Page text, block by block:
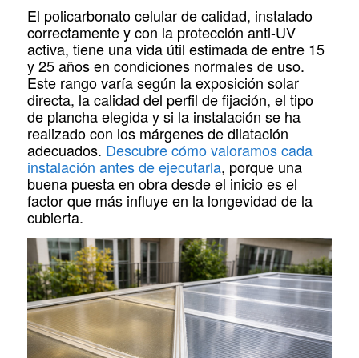
El policarbonato celular de calidad, instalado
correctamente y con la protección anti-UV
activa, tiene una vida útil estimada de entre 15
y 25 años en condiciones normales de uso.
Este rango varía según la exposición solar
directa, la calidad del perfil de fijación, el tipo
de plancha elegida y si la instalación se ha
realizado con los márgenes de dilatación
adecuados. Descubre cómo valoramos cada
instalación antes de ejecutarla, porque una
buena puesta en obra desde el inicio es el
factor que más influye en la longevidad de la
cubierta.